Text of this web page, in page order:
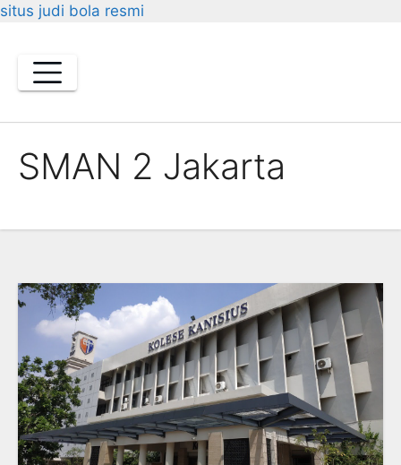
situs judi bola resmi
content
SMAN 2 Jakarta